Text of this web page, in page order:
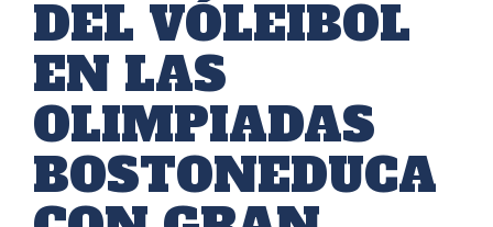
DEL VÓLEIBOL
EN LAS
OLIMPIADAS
BOSTONEDUCA